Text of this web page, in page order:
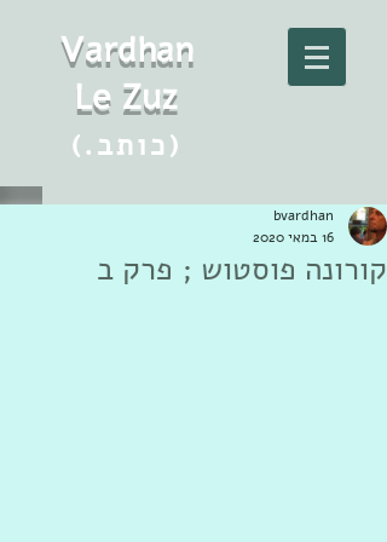
Vardhan
Le Zuz
(.כותב)
קורונה פוסטוש ; פרק ב
bvardhan
16 במאי 2020